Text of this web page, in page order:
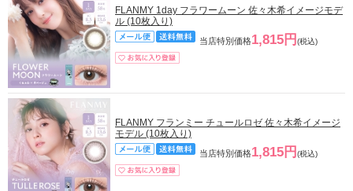
FLANMY 1day フラワームーン 佐々木希イメージモデ
ル (10枚入り)
当店特別価格1,815円 (税込)
FLANMY フランミー チュールロゼ 佐々木希イメージ
モデル (10枚入り)
当店特別価格1,815円 (税込)